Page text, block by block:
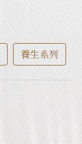
養生系列